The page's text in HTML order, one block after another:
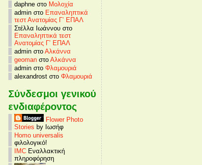
daphne στο Μολοχία
admin στο Επαναληπτικά
τεστ Ανατομίας Γ’ ΕΠΑΛ
Στέλλα Ιωάννου στο
Επαναληπτικά τεστ
Ανατομίας Γ’ ΕΠΑΛ
admin στο Αλκάννα
geomanστο Αλκάννα
admin στο Φλαμουριά
alexandrost στο Φλαμουριά
Σύνδεσμοι γενικού
ενδιαφέροντος
Flower Photo
Stories by Ιωσήφ
Homo universalis
φιλολογικό!
IMCΕναλλακτική
πληροφόρηση